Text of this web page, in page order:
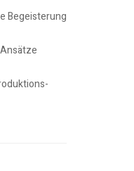
Begeisterung